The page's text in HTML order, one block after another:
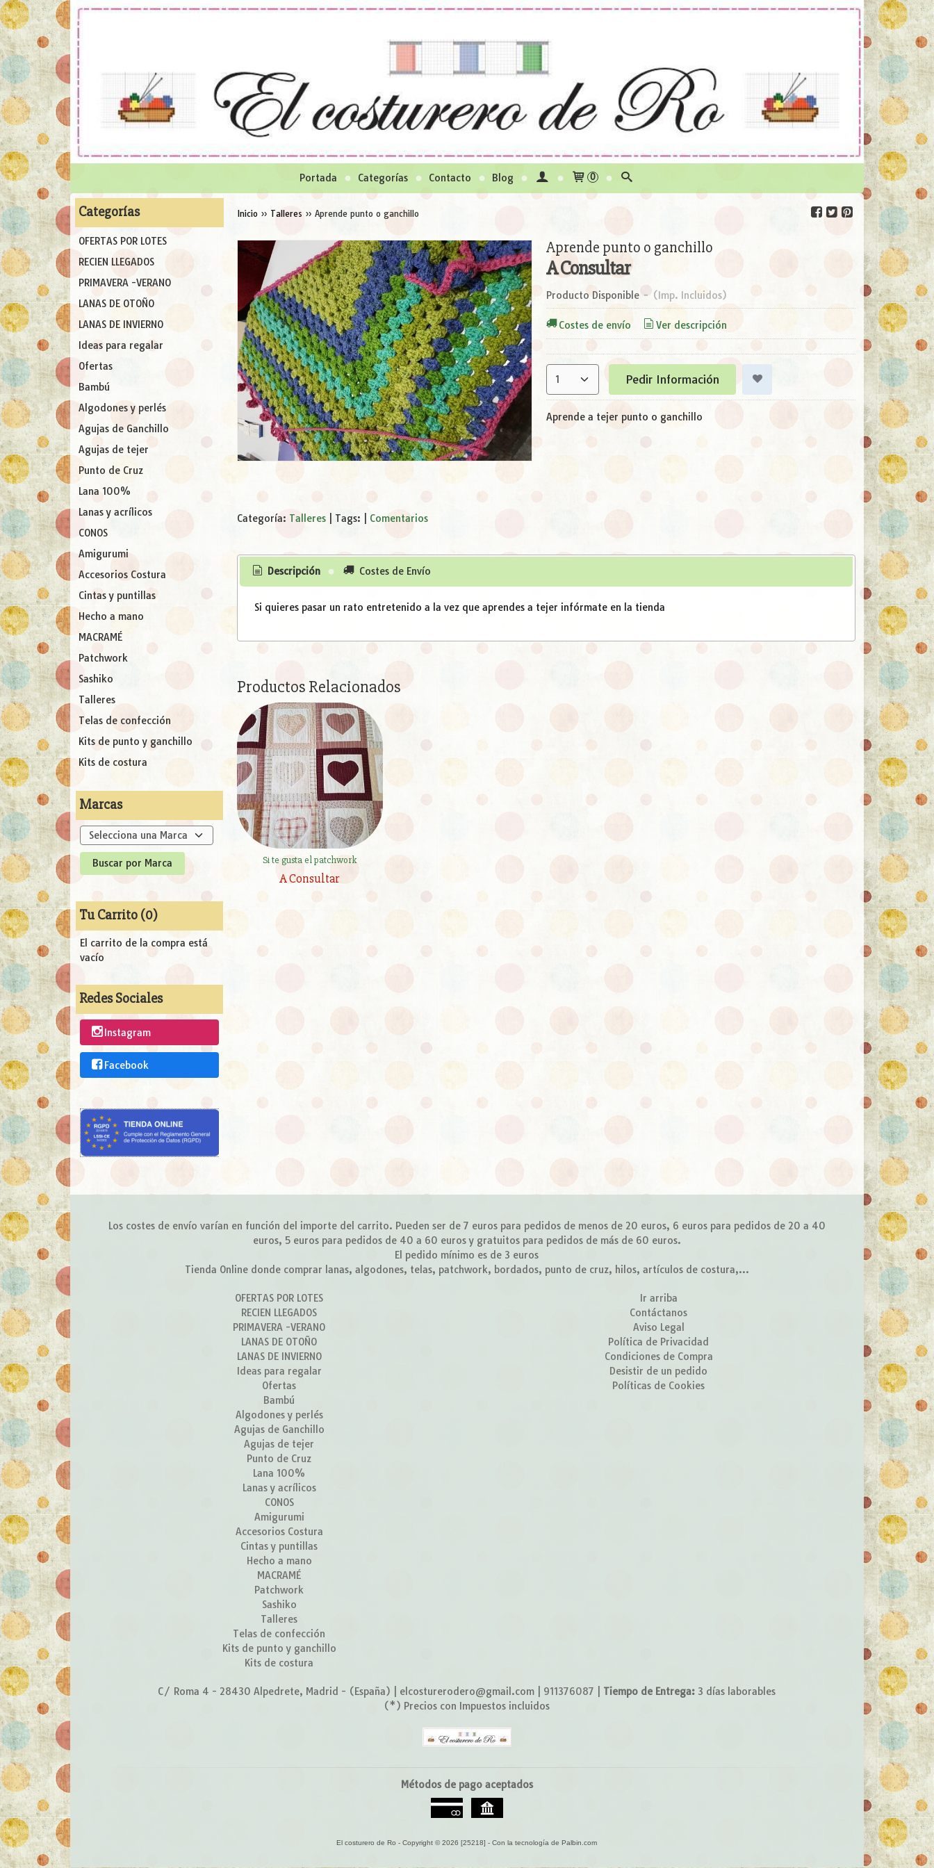
Portada Categorías Contacto Blog 0
Categorías
OFERTAS POR LOTES
RECIEN LLEGADOS
PRIMAVERA -VERANO
LANAS DE OTOÑO
LANAS DE INVIERNO
Ideas para regalar
Ofertas
Bambú
Algodones y perlés
Agujas de Ganchillo
Agujas de tejer
Punto de Cruz
Lana 100%
Lanas y acrílicos
CONOS
Amigurumi
Accesorios Costura
Cintas y puntillas
Hecho a mano
MACRAMÉ
Patchwork
Sashiko
Talleres
Telas de confección
Kits de punto y ganchillo
Kits de costura
Marcas
Tu Carrito (0)
El carrito de la compra está
vacío
Redes Sociales
Instagram
Facebook
Inicio » Talleres » Aprende punto o ganchillo
Aprende punto o ganchillo
A Consultar
Producto Disponible - (Imp. Incluidos)
Costes de envío Ver descripción
Pedir Información
Aprende a tejer punto o ganchillo
Categoría: Talleres| Tags: Comentarios
Descripción Costes de Envío
Si quieres pasar un rato entretenido a la vez que aprendes a tejer infórmate en la tienda
Productos Relacionados
Si te gusta el patchwork
A Consultar
Los costes de envío varían en función del importe del carrito. Pueden ser de 7 euros para pedidos de menos de 20 euros, 6 euros para pedidos de 20 a 40
euros, 5 euros para pedidos de 40 a 60 euros y gratuitos para pedidos de más de 60 euros.
El pedido mínimo es de 3 euros
Tienda Online donde comprar lanas, algodones, telas, patchwork, bordados, punto de cruz, hilos, artículos de costura,...
OFERTAS POR LOTES
RECIEN LLEGADOS
PRIMAVERA -VERANO
LANAS DE OTOÑO
LANAS DE INVIERNO
Ideas para regalar
Ofertas
Bambú
Algodones y perlés
Agujas de Ganchillo
Agujas de tejer
Punto de Cruz
Lana 100%
Lanas y acrílicos
CONOS
Amigurumi
Accesorios Costura
Cintas y puntillas
Hecho a mano
MACRAMÉ
Patchwork
Sashiko
Talleres
Telas de confección
Kits de punto y ganchillo
Kits de costura
Ir arriba
Contáctanos
Aviso Legal
Política de Privacidad
Condiciones de Compra
Desistir de un pedido
Políticas de Cookies
C/ Roma 4 - 28430 Alpedrete, Madrid - (España) | elcosturerodero@gmail.com | 911376087 Tiempo de Entrega: 3 días laborables
(*) Precios con Impuestos incluidos
Métodos de pago aceptados
El costurero de Ro - Copyright © 2026 [25218] - Con la tecnología de Palbin.com